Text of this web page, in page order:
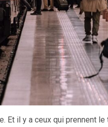
Et il y a ceux qui prennent